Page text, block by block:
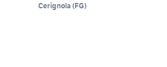
Cerignola (FG)